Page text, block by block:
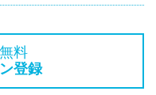
料
登録